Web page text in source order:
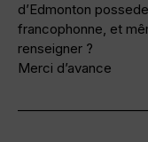
d’Edmonton
francophonne, et
renseigner ?
Merci d’avance